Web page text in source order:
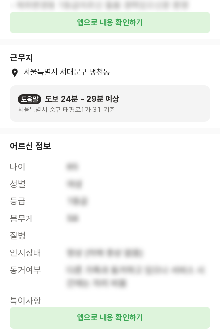
앱으로 내용 확인하기
근무지
서울특별시 서대문구 냉천동
도움말 도보 24분 ~ 29분 예상
서울특별시 중구 태평로1가 31 기준
어르신 정보
나이
85
성별
여성
등급
1등급
몸무게
58
질병
인지상태
정상 (치매 증상 없음)
동거여부
다른 가족과 동거하고 있으나 서비스 시
간에는 자리 비움
특이사항
앱으로 내용 확인하기